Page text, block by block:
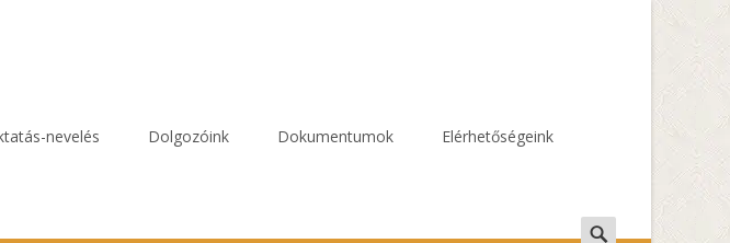
nevelés Dolgozóink Dokumentumok Elérhetőségeink
Search